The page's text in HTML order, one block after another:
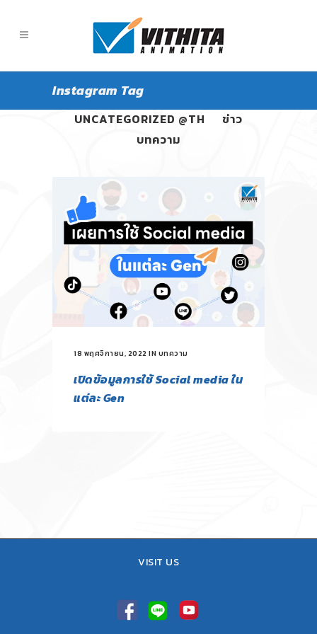
Instagram Tag
ALL
UNCATEGORIZED @TH
ข่าว
บทความ
18 พฤศจิกายน, 2022 IN บทความ
เปิดข้อมูลการใช้ Social media ใน
แต่ละ Gen
VISIT US